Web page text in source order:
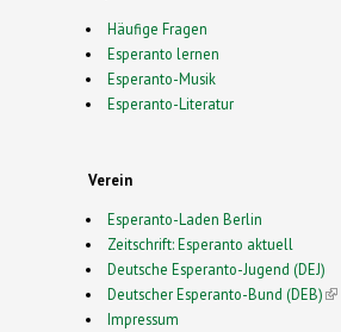
Häufige Fragen
Esperanto lernen
Esperanto-Musik
Esperanto-Literatur
Verein
Esperanto-Laden Berlin
Zeitschrift: Esperanto aktuell
Deutsche Esperanto-Jugend (DEJ)
Deutscher Esperanto-Bund (DEB)
Impressum